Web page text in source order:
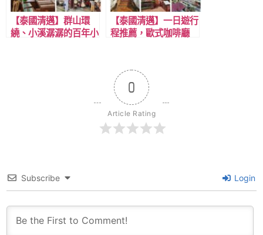
【泰國清邁】群山環
繞、小溪潺潺的百年小
【泰國清邁】一日遊行
程推薦，歐式咖啡廳
庄湄康蓬村。
0
Article Rating
Subscribe Login